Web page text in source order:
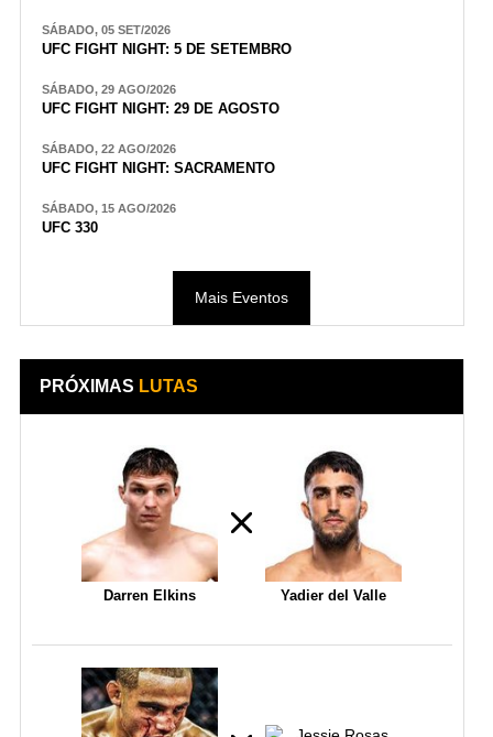
SÁBADO, 05 SET/2026
UFC FIGHT NIGHT: 5 DE SETEMBRO
SÁBADO, 29 AGO/2026
UFC FIGHT NIGHT: 29 DE AGOSTO
SÁBADO, 22 AGO/2026
UFC FIGHT NIGHT: SACRAMENTO
SÁBADO, 15 AGO/2026
UFC 330
Mais Eventos
PRÓXIMAS LUTAS
Darren Elkins Yadier del Valle